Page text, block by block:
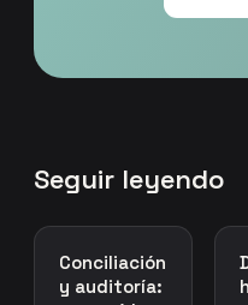
Seguir leyendo
Conciliación
y auditoría: